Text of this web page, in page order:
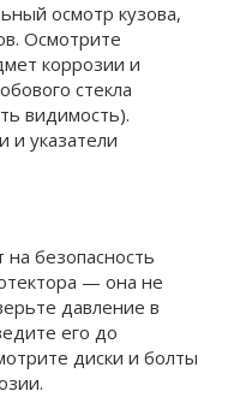
осмотр кузова,
Осмотрите
коррозии и
стекла
видимость).
и указатели
безопасность
— она не
давление в
его до
диски и болты